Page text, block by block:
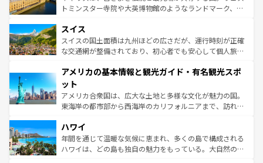
も豊かな歴史と文化が息づいている。パリ以外の個性あふ
を参照してほしい。
してライン川沿いのワイン畑といった風景は必見。ビール
は、お酒好きな人にはぜひ体験してほしい。 なお、新着の
ドイツ情報はコンテンツ一覧を参照してほしい。
トミンスター寺院や大英博物館のようなランドマーク、歴
リアごとに異なる魅力がある。また、優雅なアフタヌーン
ティー、ビール好きにはたまらない英国パブ、サッカー観
戦など、本場だからこそできる体験も豊富。イギリスを旅
ンツ一覧を参照してほしい。
スイス
スイスの国土面積は九州ほどの広さだが、運行時刻が正確
な交通網が整備されており、初心者でも安心して個人旅行
の建物がそのまま残る町や、スイスならではのユニークな
博物館もあり、アルプス観光だけでなく町歩きも満喫する
ことができる。国民の所得が高いため物価も高いが、旅行
者向けの交通パス提供のサービスもあり、うまく活用すれ
着のスイス情報は
アメリカの基本情報と観光ガイド・有名観光スポ
ット
アメリカ合衆国は、広大な土地と多様な文化が魅力の国。
東海岸の都市部から西海岸のカリフォルニアまで、訪れる
のような巨大都市は、観光、ショッピング、エンターテイ
ンメントが詰まった刺激的なスポットだ。一方、アメリカ
西部には大自然が広がり、グランドキャニオンやイエロー
ハワイ
年間を通じて温暖な気候に恵まれ、多くの島で構成される
ハワイは、どの島も独自の魅力をもっている。大自然の神